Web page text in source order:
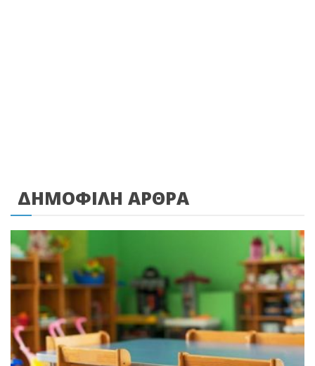
ΔΗΜΟΦΙΛΗ ΑΡΘΡΑ